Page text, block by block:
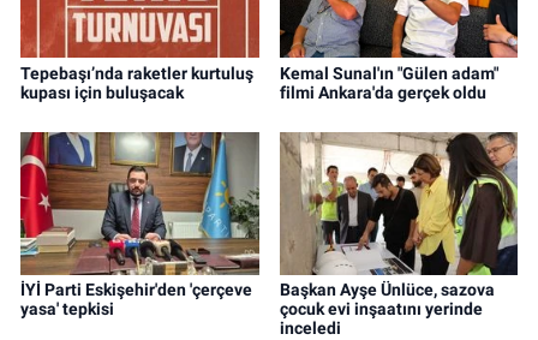
Tepebaşı’nda raketler kurtuluş
kupası için buluşacak
Kemal Sunal'ın "Gülen adam"
filmi Ankara'da gerçek oldu
İYİ Parti Eskişehir'den 'çerçeve
yasa' tepkisi
Başkan Ayşe Ünlüce, sazova
çocuk evi inşaatını yerinde
inceledi